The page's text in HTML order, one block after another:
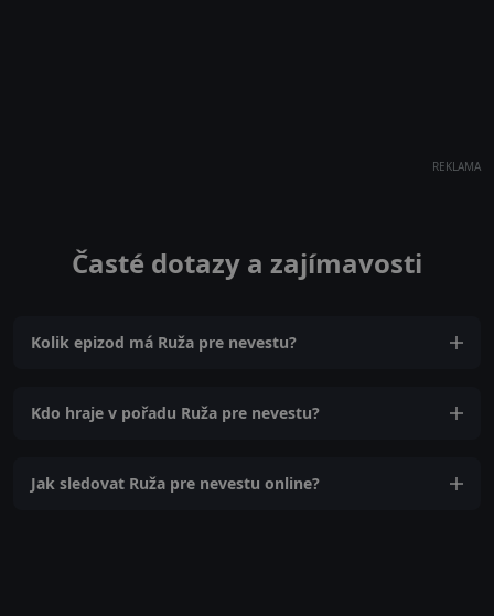
REKLAMA
Časté dotazy a zajímavosti
Kolik epizod má Ruža pre nevestu?
Kdo hraje v pořadu Ruža pre nevestu?
Jak sledovat Ruža pre nevestu online?